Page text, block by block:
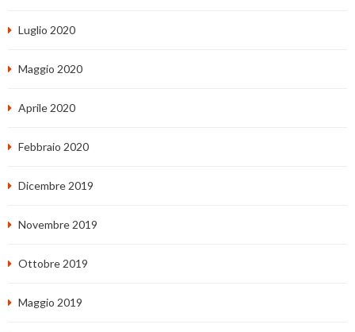
Luglio 2020
Maggio 2020
Aprile 2020
Febbraio 2020
Dicembre 2019
Novembre 2019
Ottobre 2019
Maggio 2019